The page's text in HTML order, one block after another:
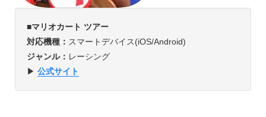
■マリオカート ツアー
対応機種： スマートデバイス(iOS/Android)
ジャンル： レーシング
▶︎ 公式サイト